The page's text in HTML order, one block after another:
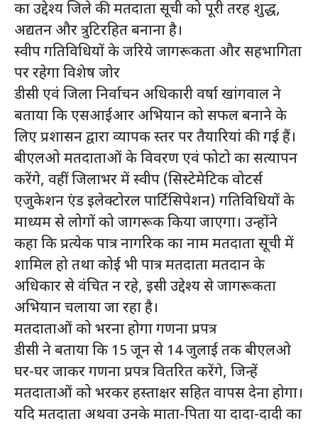
का उद्देश्य जिले की मतदाता सूची को पूरी तरह शुद्ध,
अद्यतन और त्रुटिरहित बनाना है।
स्वीप गतिविधियों के जरिये जागरूकता और सहभागिता
पर रहेगा विशेष जोर
डीसी एवं जिला निर्वाचन अधिकारी वर्षा खांगवाल ने
बताया कि एसआईआर अभियान को सफल बनाने के
लिए प्रशासन द्वारा व्यापक स्तर पर तैयारियां की गई हैं।
बीएलओ मतदाताओं के विवरण एवं फोटो का सत्यापन
करेंगे, वहीं जिलाभर में स्वीप (सिस्टेमेटिक वोटर्स
एजुकेशन एंड इलेक्टोरल पार्टिसिपेशन) गतिविधियों के
माध्यम से लोगों को जागरूक किया जाएगा। उन्होंने
कहा कि प्रत्येक पात्र नागरिक का नाम मतदाता सूची में
शामिल हो तथा कोई भी पात्र मतदाता मतदान के
अधिकार से वंचित न रहे, इसी उद्देश्य से जागरूकता
अभियान चलाया जा रहा है।
मतदाताओं को भरना होगा गणना प्रपत्र
डीसी ने बताया कि 15 जून से 14 जुलाई तक बीएलओ
घर-घर जाकर गणना प्रपत्र वितरित करेंगे, जिन्हें
मतदाताओं को भरकर हस्ताक्षर सहित वापस देना होगा।
यदि मतदाता अथवा उनके माता-पिता या दादा-दादी का